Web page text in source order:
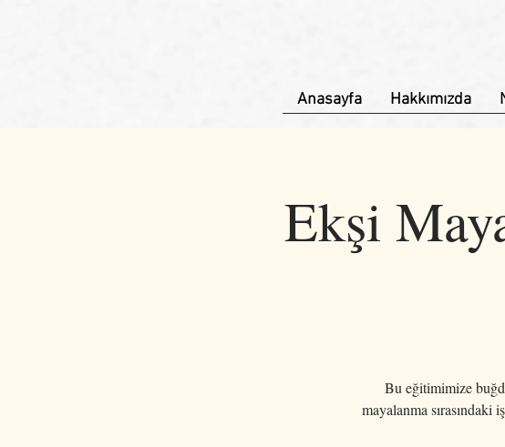
Anasayfa Hakkımızda
Ekşi
Bu eğitimimize
mayalanma